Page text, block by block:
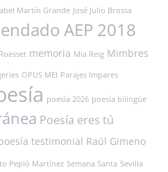
Martín Grande José Julio Brossa
AEP 2018
memoria Mia Reig Mimbres
OPUS MEI Parajes Impares
poesía 2026 poesía bilingüe
Poesía eres tú
testimonial Raúl Gimeno
Pepió Martínez Semana Santa Sevilla